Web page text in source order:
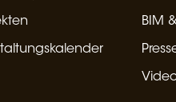
BIM